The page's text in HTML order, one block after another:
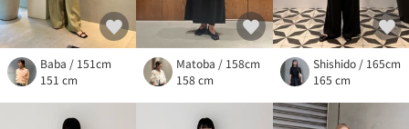
Baba / 151cm
151 cm
Matoba / 158cm
158 cm
Shishido / 165cm
165 cm